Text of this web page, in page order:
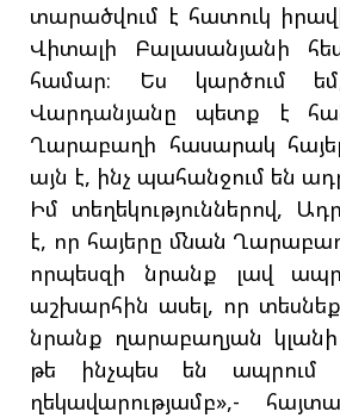
տարածվում է հատուկ
Վիտալի Բալասանյանի
համար։ Ես կարծում
Վարդանյանը պետք է
Ղարաբաղի հասարակ
այն է, ինչ պահանջում են
Իմ տեղեկություններով,
է, որ հայերը մնան
որպեսզի նրանք լավ
աշխարհին ասել, որ
նրանք ղարաբաղյան
թե ինչպես են ապրում
ղեկավարությամբ»,-